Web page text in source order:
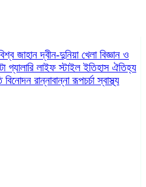
জাহানদ্বীন-দুনিয়া খেলা বিজ্ঞান ও
গ্যালারিলাইফ স্টাইলইতিহাস ঐতিহ্য
বিনোদন রান্নাবান্নারূপচর্চাস্বাস্থ্য